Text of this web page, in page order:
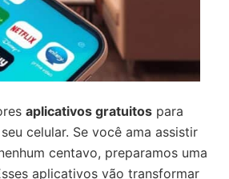
aplicativos gratuitos para
celular. Se você ama assistir
centavo, preparamos uma
aplicativos vão transformar